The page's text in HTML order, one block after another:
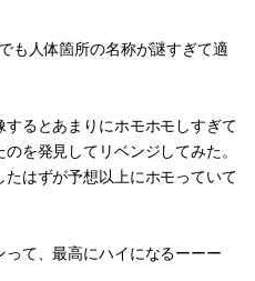
も人体箇所の名称が謎すぎて適
るとあまりにホモホモしすぎて
を発見してリベンジしてみた。
はずが予想以上にホモっていて
て、最高にハイになるーーー